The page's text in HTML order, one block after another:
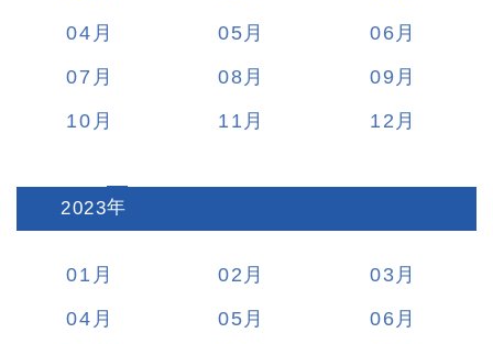
04
05
06
07
08
09
10
11 12
2023:
01 02
03
04
05
06